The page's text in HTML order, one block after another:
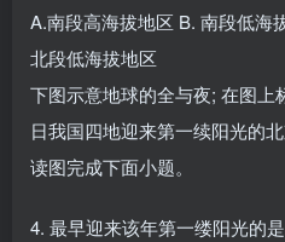
A.南段高海拔地区 B. 南段低海
北段低海拔地区
下图示意地球的全与夜; 在图上
日我国四地迎来第一续阳光的北
读图完成下面小题。
4. 最早迎来该年第一缕阳光的